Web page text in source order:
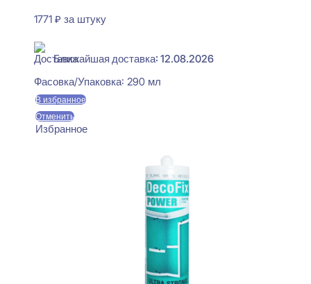
1771 ₽ за штуку
Ближайшая доставка: 12.08.2026
Фасовка/Упаковка: 290 мл
В избранное
Отменить
Избранное